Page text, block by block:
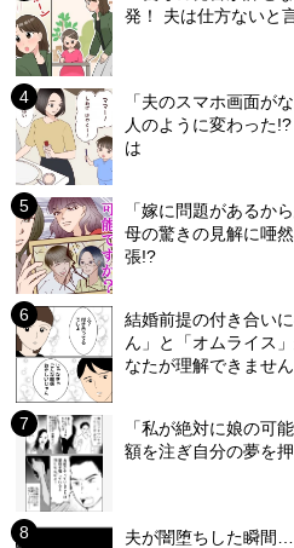
発！ 夫は仕方ないと
「夫のスマホ画面が
人のように変わった
は
「嫁に問題があるか
母の驚きの見解に唖
張!?
結婚前提の付き合い
ん」と「オムライス
なたが理解できません
「私が絶対に娘の可
額を注ぎ自分の夢を
夫が闇堕ちした瞬間